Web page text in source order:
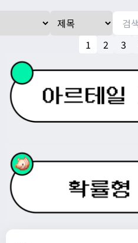
1 2 3